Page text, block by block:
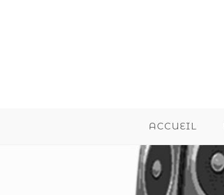
ACCUEIL